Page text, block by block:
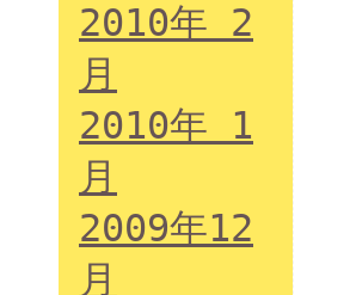
2010年 2
月
2010年 1
月
2009年12
月